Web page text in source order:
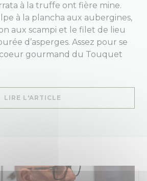
à la truffe ont fière mine.
à la plancha aux aubergines,
aux scampi et le filet de lieu
d’asperges. Assez pour se
gourmand du Touquet
LIRE L'ARTICLE